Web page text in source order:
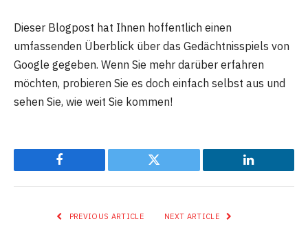
Dieser Blogpost hat Ihnen hoffentlich einen
umfassenden Überblick über das Gedächtnisspiels von
Google gegeben. Wenn Sie mehr darüber erfahren
möchten, probieren Sie es doch einfach selbst aus und
sehen Sie, wie weit Sie kommen!
Facebook Twitter LinkedIn
PREVIOUS ARTICLE NEXT ARTICLE